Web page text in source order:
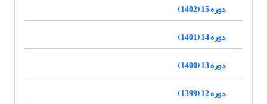
دوره 15 (1402)
دوره 14 (1401)
دوره 13 (1400)
دوره 12 (1399)